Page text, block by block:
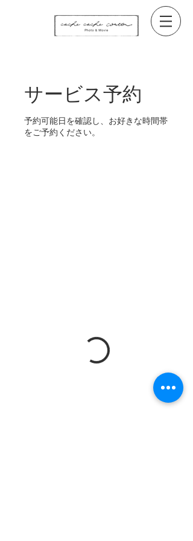
サービス予約
予約可能日を確認し、お好きな時間帯
をご予約ください。